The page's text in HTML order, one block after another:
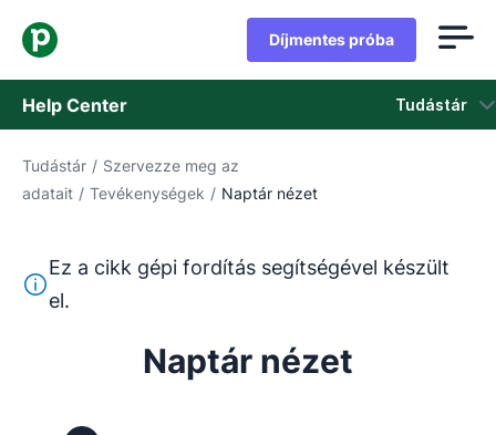
Díjmentes próba
Help Center Tudástár
Tudástár
Vegye fel a kapcsolatot az ügyfélszolgálattal
Tudástár / Szervezze meg az
adatait / Tevékenységek / Naptár nézet
Ez a szöveg gépi fordítóeszközzel lett lefordítva
Ez a cikk gépi fordítás segítségével készült
el.
Naptár nézet